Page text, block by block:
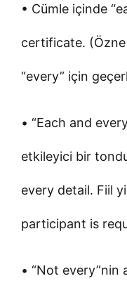
• Cümle içinde
certificate.
“every” için
• “Each and
etkileyici bir
every detail. Fiil
participant is
• “Not every”nin